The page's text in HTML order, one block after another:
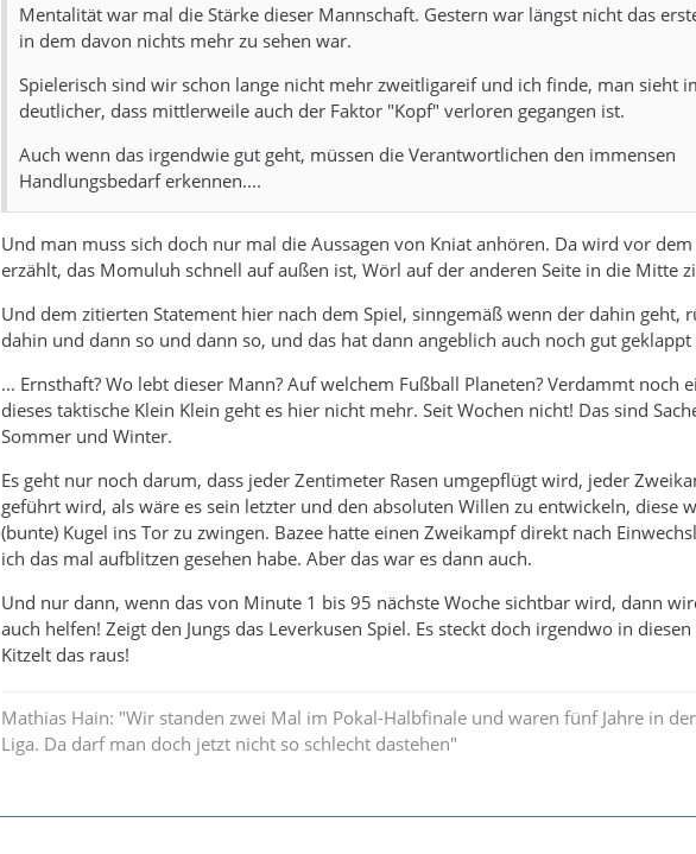
Mentalität war mal die Stärke dieser Mannschaft. Gestern war längst nicht das
in dem davon nichts mehr zu sehen war.
Spielerisch sind wir schon lange nicht mehr zweitligareif und ich finde, man sieht
deutlicher, dass mittlerweile auch der Faktor "Kopf" verloren gegangen ist.
Auch wenn das irgendwie gut geht, müssen die Verantwortlichen den immensen
Handlungsbedarf erkennen....
Und man muss sich doch nur mal die Aussagen von Kniat anhören. Da wird vor dem
erzählt, das Momuluh schnell auf außen ist, Wörl auf der anderen Seite in die Mitte
Und dem zitierten Statement hier nach dem Spiel, sinngemäß wenn der dahin geht,
dahin und dann so und dann so, und das hat dann angeblich auch noch gut geklappt
... Ernsthaft? Wo lebt dieser Mann? Auf welchem Fußball Planeten? Verdammt noch
dieses taktische Klein Klein geht es hier nicht mehr. Seit Wochen nicht! Das sind
Sommer und Winter.
Es geht nur noch darum, dass jeder Zentimeter Rasen umgepflügt wird, jeder
geführt wird, als wäre es sein letzter und den absoluten Willen zu entwickeln, diese
(bunte) Kugel ins Tor zu zwingen. Bazee hatte einen Zweikampf direkt nach
ich das mal aufblitzen gesehen habe. Aber das war es dann auch.
Und nur dann, wenn das von Minute 1 bis 95 nächste Woche sichtbar wird, dann
auch helfen! Zeigt den Jungs das Leverkusen Spiel. Es steckt doch irgendwo in
Kitzelt das raus!
Mathias Hain: "Wir standen zwei Mal im Pokal-Halbfinale und waren fünf Jahre in
Liga. Da darf man doch jetzt nicht so schlecht dastehen"